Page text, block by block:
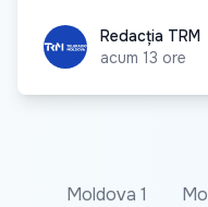
Redacția TRM
Redacția TRM
acum 13 ore
Moldova 1